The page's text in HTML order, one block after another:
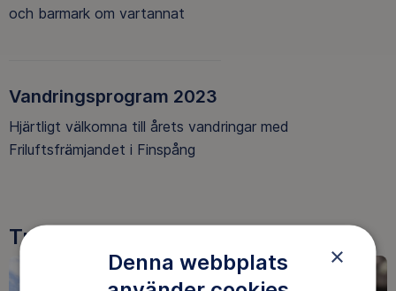
och barmark om vartannat
Vandringsprogram 2023
Hjärtligt välkomna till årets vandringar med
Friluftsfrämjandet i Finspång
Tre goda skäl att bli medlem
×
Denna webbplats